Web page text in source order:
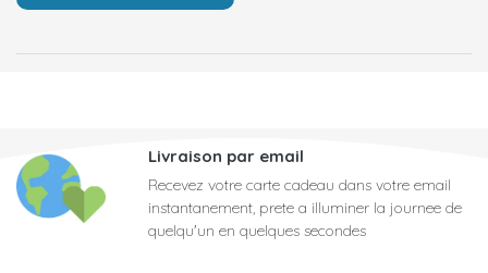
Livraison par email
Recevez votre carte cadeau dans votre email
instantanement, prete a illuminer la journee de
quelqu'un en quelques secondes